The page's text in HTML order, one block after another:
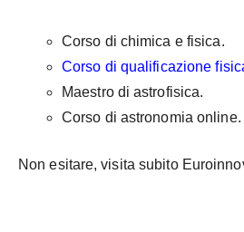
Corso di chimica e fisica.
Corso di qualificazione
Maestro di astrofisica.
Corso di astronomia online.
Non esitare, visita subito